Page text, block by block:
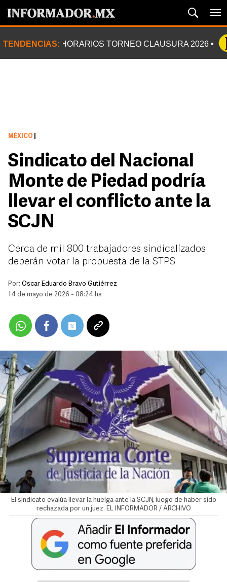
TENDENCIAS: HORARIOS TORNEO CLAUSURA 2026
MÉXICO
Sindicato del Nacional
Monte de Piedad podría
llevar el conflicto ante la
SCJN
Cerca de mil 800 trabajadores sindicalizados
deberán votar la propuesta de la STPS
Por: Oscar Eduardo Bravo Gutiérrez
14 de mayo de 2026 - 08:24 hs
El sindicato evalúa llevar la huelga ante la SCJN, luego de haber sido
rechazada por un juez. EL INFORMADOR / ARCHIVO